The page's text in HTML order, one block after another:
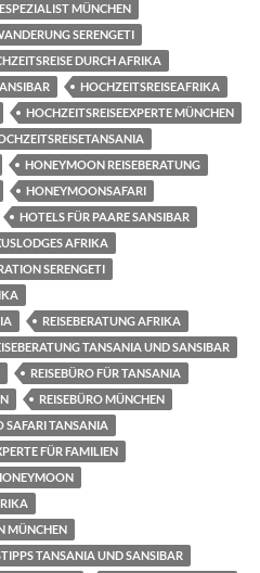
MÜNCHEN
SERENGETI
DURCH AFRIKA
HOCHZEITSREISEAFRIKA
HOCHZEITSREISEEXPERTE MÜNCHEN
HONEYMOON REISEBERATUNG
HONEYMOONSAFARI
HOTELS FÜR PAARE SANSIBAR
AFRIKA
SERENGETI
REISEBERATUNG AFRIKA
TANSANIA UND SANSIBAR
REISEBÜRO FÜR TANSANIA
REISEBÜRO MÜNCHEN
SAFARI TANSANIA
FÜR FAMILIEN
MÜNCHEN
TANSANIA UND SANSIBAR